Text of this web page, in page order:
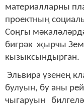
материалларны
проектның
Соңгы
бигрәк җырчы
кызыксындырган.
Эльвира үзенең
булуын, бу аны
чыгаруын